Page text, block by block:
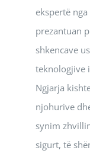
ekspertë
prezantuan
shkencave
teknologjive
Ngjarja
njohurive
synim
sigurt, të